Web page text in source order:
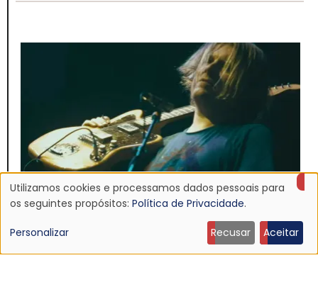
NOTÍCIA
Uso
de
Utilizamos cookies e processamos dados pessoais para
os seguintes propósitos: Política de Privacidade.
Personalizar Recusar Aceitar